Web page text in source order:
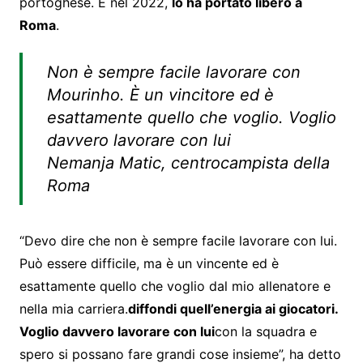
Roma.
Non è sempre facile lavorare con
Mourinho. È un vincitore ed è
esattamente quello che voglio. Voglio
davvero lavorare con lui
Nemanja Matic, centrocampista della
Roma
“Devo dire che non è sempre facile lavorare con lui.
Può essere difficile, ma è un vincente ed è
esattamente quello che voglio dal mio allenatore e
nella mia carriera.diffondi quell’energia ai giocatori.
Voglio davvero lavorare con luicon la squadra e
spero si possano fare grandi cose insieme”, ha detto